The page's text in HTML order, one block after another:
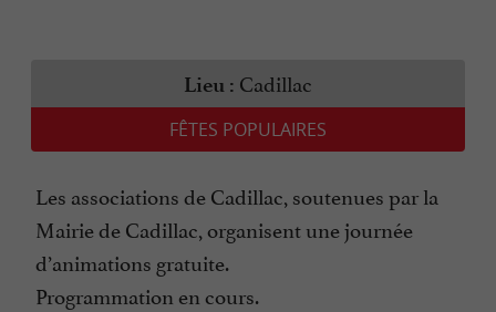
Lieu : Cadillac
FÊTES POPULAIRES
Les associations de Cadillac, soutenues par la
Mairie de Cadillac, organisent une journée
d’animations gratuite.
Programmation en cours.